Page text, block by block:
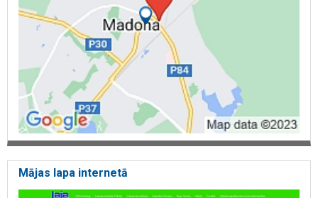
Mājas lapa internetā